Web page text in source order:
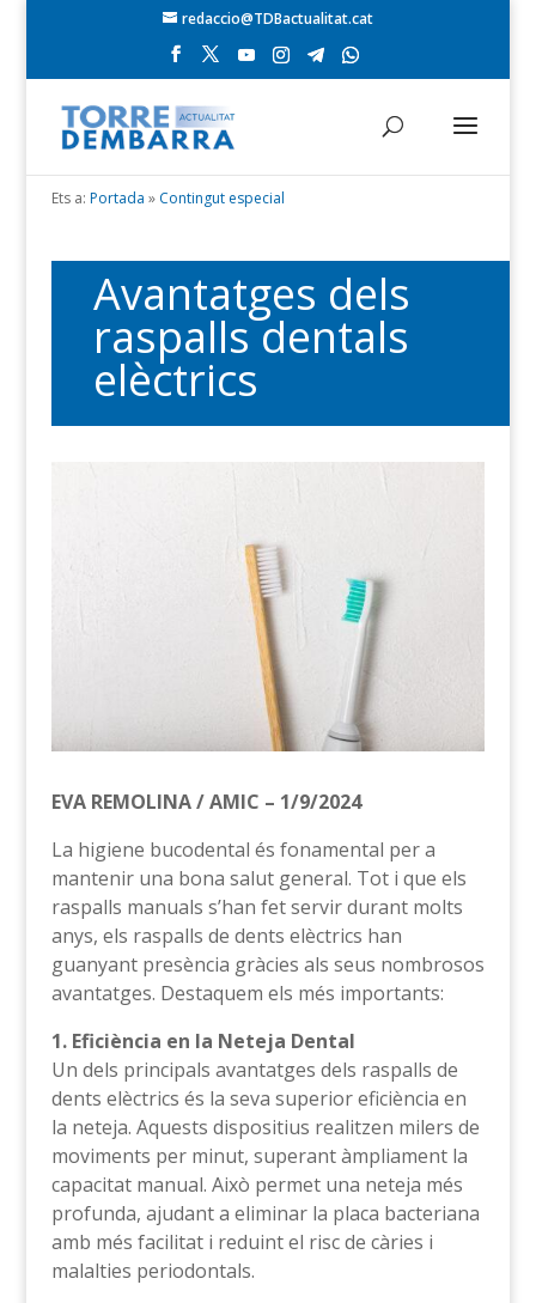
redaccio@TDBactualitat.cat
Ets a: Portada » Contingut especial
Avantatges dels
raspalls dentals
elèctrics
EVA REMOLINA / AMIC – 1/9/2024
La higiene bucodental és fonamental per a
mantenir una bona salut general. Tot i que els
raspalls manuals s’han fet servir durant molts
anys, els raspalls de dents elèctrics han
guanyant presència gràcies als seus nombrosos
avantatges. Destaquem els més importants:
1. Eficiència en la Neteja Dental
Un dels principals avantatges dels raspalls de
dents elèctrics és la seva superior eficiència en
la neteja. Aquests dispositius realitzen milers de
moviments per minut, superant àmpliament la
capacitat manual. Això permet una neteja més
profunda, ajudant a eliminar la placa bacteriana
amb més facilitat i reduint el risc de càries i
malalties periodontals.